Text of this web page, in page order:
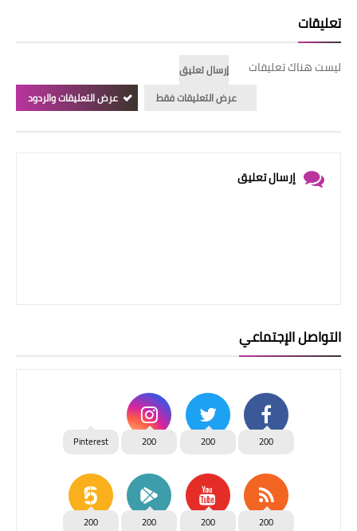
تعليقات
ليست هناك تعليقات
إرسال تعليق
عرض التعليقات فقط
عرض التعليقات والردود
إرسال تعليق
التواصل الإجتماعي
200
200
200
Pinterest
200
200
200
200